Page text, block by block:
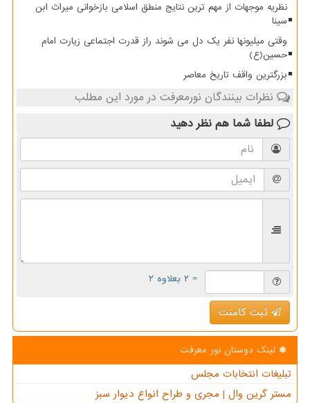
نظریه موجهات از مهم ترین نتایج منطق اسلامی بازخوانی میراث ابن
سینا
وقتی میلیونها نفر یک دل می شوند راز قدرت اجتماعی زیارت امام
حسین(ع)
بزرگترین واقف تاریخ معاصر
نظرات بینندگان نورمعرفت در مورد این مطلب
لطفا شما هم نظر دهید
= ۲ بعلاوه ۲
ثبت کامنت
لینک دوستان نور معرفت
تبلیغات انتخابات مجلس
مستر گرین وال | مجری و طراح انواع دیوار سبز